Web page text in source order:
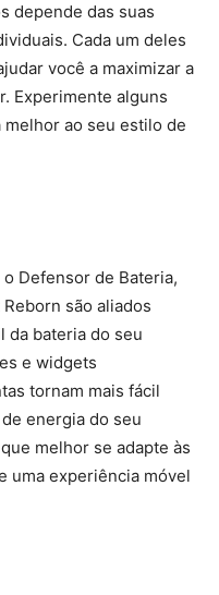
depende das suas
Cada um deles
você a maximizar a
Experimente alguns
ao seu estilo de
Defensor de Bateria,
são aliados
da bateria do seu
e widgets
tornam mais fácil
energia do seu
melhor se adapte às
uma experiência móvel